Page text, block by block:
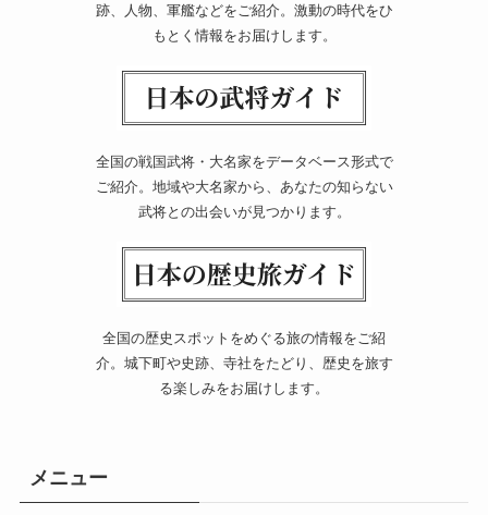
跡、人物、軍艦などをご紹介。激動の時代をひ
もとく情報をお届けします。
全国の戦国武将・大名家をデータベース形式で
ご紹介。地域や大名家から、あなたの知らない
武将との出会いが見つかります。
全国の歴史スポットをめぐる旅の情報をご紹
介。城下町や史跡、寺社をたどり、歴史を旅す
る楽しみをお届けします。
メニュー